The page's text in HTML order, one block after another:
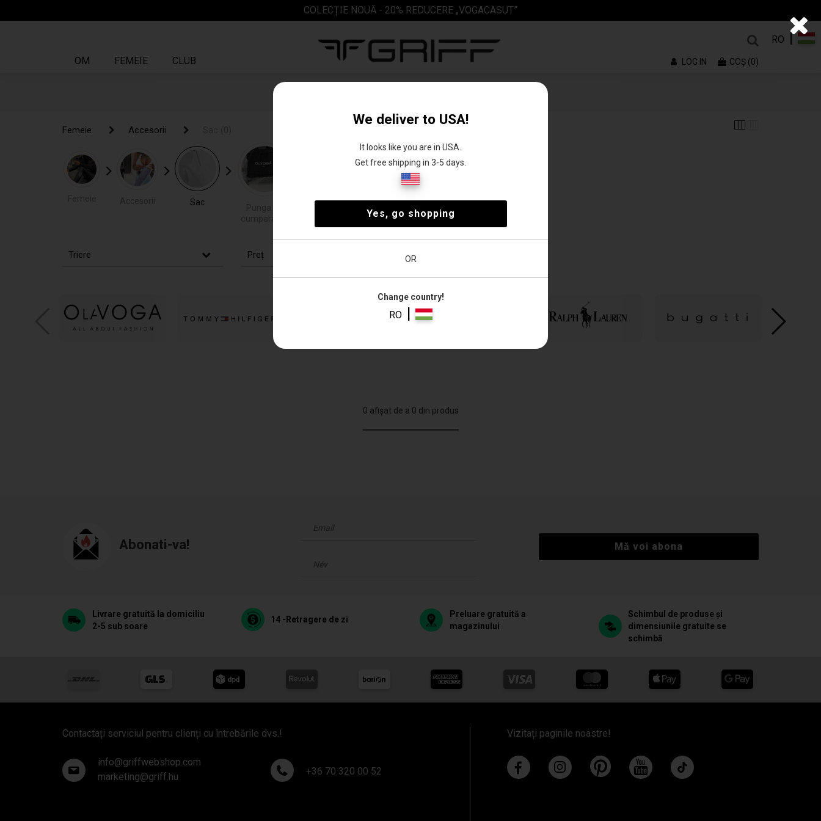
COLECȚIE NOUĂ - 20% REDUCERE „VOGACASUT”
RO |
OM FEMEIE CLUB LOG IN COŞ (0)
Femeie Accesorii
Femeie Accesorii
Sac
Triere Preț
0 afișat de a 0 din produs
Abonati-va! Mă voi abona
Livrare gratuită la domiciliu
2-5 sub soare
14 -Retragere de zi
Preluare gratuită a
magazinului
Schimbul de produse și
dimensiunile gratuite se
schimbă
Contactați serviciul pentru clienți cu întrebările dvs.!
info@griffwebshop.com
marketing@griff.hu
+36 70 320 00 52
Vizitați paginile noastre!
We deliver to USA!
It looks like you are in USA.
Get free shipping in 3-5 days.
Yes, go shopping
OR
Change country!
RO